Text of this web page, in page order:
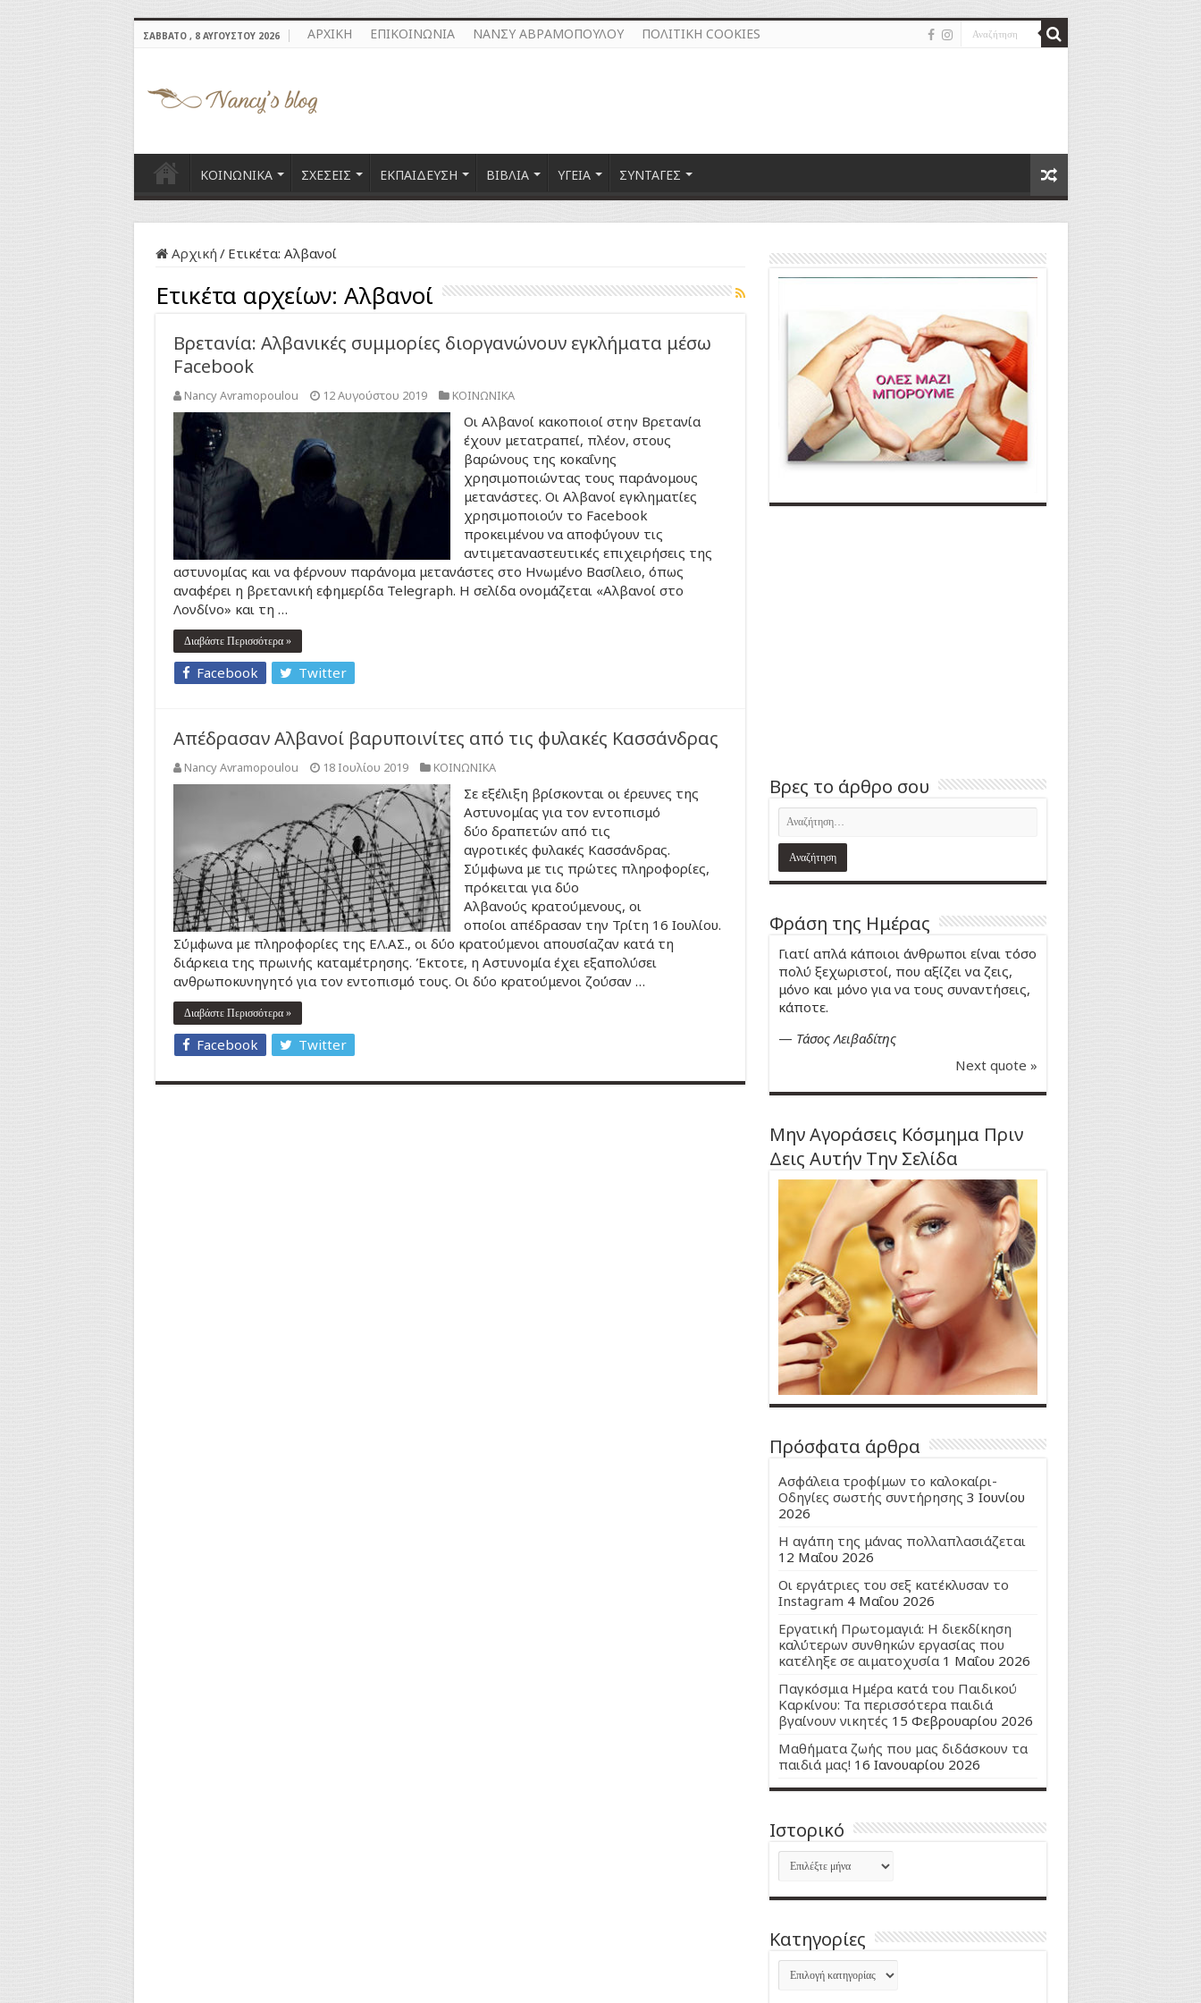
ΣΆΒΒΑΤΟ , 8 ΑΥΓΟΎΣΤΟΥ 2026 ΑΡΧΙΚΗ ΕΠΙΚΟΙΝΩΝΙΑ ΝΑΝΣΥ ΑΒΡΑΜΟΠΟΥΛΟΥ ΠΟΛΙΤΙΚΗ COOKIES
ΚΟΙΝΩΝΙΚΑ ΣΧΕΣΕΙΣ ΕΚΠΑΙΔΕΥΣΗ ΒΙΒΛΙΑ ΥΓΕΙΑ ΣΥΝΤΑΓΕΣ
Αρχική / Ετικέτα: Αλβανοί
Ετικέτα αρχείων: Αλβανοί
Βρετανία: Αλβανικές συμμορίες διοργανώνουν εγκλήματα μέσω
Facebook
Nancy Avramopoulou 12 Αυγούστου 2019 ΚΟΙΝΩΝΙΚΑ
Οι Αλβανοί κακοποιοί στην Βρετανία
έχουν μετατραπεί, πλέον, στους
βαρώνους της κοκαΐνης
χρησιμοποιώντας τους παράνομους
μετανάστες. Οι Αλβανοί εγκληματίες
χρησιμοποιούν το Facebook
προκειμένου να αποφύγουν τις
αντιμεταναστευτικές επιχειρήσεις της
αστυνομίας και να φέρνουν παράνομα μετανάστες στο Ηνωμένο Βασίλειο, όπως
αναφέρει η βρετανική εφημερίδα Telegraph. H σελίδα ονομάζεται «Αλβανοί στο
Λονδίνο» και τη …
Διαβάστε Περισσότερα »
Facebook Twitter
Απέδρασαν Αλβανοί βαρυποινίτες από τις φυλακές Κασσάνδρας
Nancy Avramopoulou 18 Ιουλίου 2019 ΚΟΙΝΩΝΙΚΑ
Σε εξέλιξη βρίσκονται οι έρευνες της
Αστυνομίας για τον εντοπισμό
δύο δραπετών από τις
αγροτικές φυλακές Κασσάνδρας.
Σύμφωνα με τις πρώτες πληροφορίες,
πρόκειται για δύο
Αλβανούς κρατούμενους, οι
οποίοι απέδρασαν την Τρίτη 16 Ιουλίου.
Σύμφωνα με πληροφορίες της ΕΛ.ΑΣ., οι δύο κρατούμενοι απουσίαζαν κατά τη
διάρκεια της πρωινής καταμέτρησης. Έκτοτε, η Αστυνομία έχει εξαπολύσει
ανθρωποκυνηγητό για τον εντοπισμό τους. Oι δύο κρατούμενοι ζούσαν …
Διαβάστε Περισσότερα »
Facebook Twitter
Βρες το άρθρο σου
Φράση της Ημέρας
Γιατί απλά κάποιοι άνθρωποι είναι τόσο
πολύ ξεχωριστοί, που αξίζει να ζεις,
μόνο και μόνο για να τους συναντήσεις,
κάποτε.
— Τάσος Λειβαδίτης
Next quote »
Μην Αγοράσεις Κόσμημα Πριν
Δεις Αυτήν Την Σελίδα
Πρόσφατα άρθρα
Ασφάλεια τροφίμων το καλοκαίρι-
Οδηγίες σωστής συντήρησης 3 Ιουνίου
2026
Η αγάπη της μάνας πολλαπλασιάζεται
12 Μαΐου 2026
Οι εργάτριες του σεξ κατέκλυσαν το
Instagram 4 Μαΐου 2026
Εργατική Πρωτομαγιά: Η διεκδίκηση
καλύτερων συνθηκών εργασίας που
κατέληξε σε αιματοχυσία 1 Μαΐου 2026
Παγκόσμια Ημέρα κατά του Παιδικού
Καρκίνου: Τα περισσότερα παιδιά
βγαίνουν νικητές 15 Φεβρουαρίου 2026
Μαθήματα ζωής που μας διδάσκουν τα
παιδιά μας! 16 Ιανουαρίου 2026
Ιστορικό
Ιστορικό
Kατηγορίες
Kατηγορίες